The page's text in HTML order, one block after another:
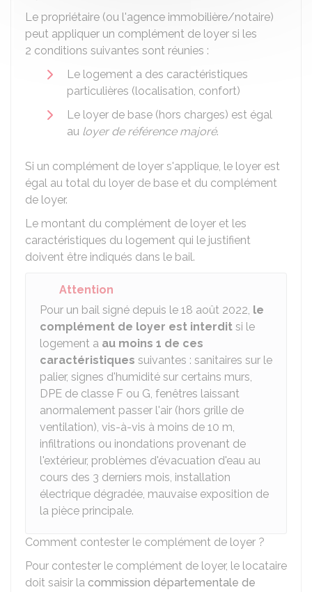
Le propriétaire (ou l'agence immobilière/notaire)
peut appliquer un complément de loyer si les
2 conditions suivantes sont réunies :
Le logement a des caractéristiques
particulières (localisation, confort)
Le loyer de base (hors charges) est égal
au loyer de référence majoré.
Si un complément de loyer s'applique, le loyer est
égal au total du loyer de base et du complément
de loyer.
Le montant du complément de loyer et les
caractéristiques du logement qui le justifient
doivent être indiqués dans le bail.
Attention
Pour un bail signé depuis le 18 août 2022, le
complément de loyer est interdit si le
logement a au moins 1 de ces
caractéristiques suivantes : sanitaires sur le
palier, signes d'humidité sur certains murs,
DPE de classe F ou G, fenêtres laissant
anormalement passer l'air (hors grille de
ventilation), vis-à-vis à moins de 10 m,
infiltrations ou inondations provenant de
l'extérieur, problèmes d'évacuation d'eau au
cours des 3 derniers mois, installation
électrique dégradée, mauvaise exposition de
la pièce principale.
Comment contester le complément de loyer ?
Pour contester le complément de loyer, le locataire
doit saisir la commission départementale de